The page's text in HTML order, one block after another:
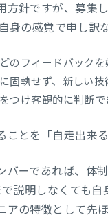
方針ですが、募集
身の感覚で申し訳
のフィードバック
固執せず、新しい
つけ客観的に判断で
ことを「自走出来
バーであれば、
で説明しなくても
アの特徴として先